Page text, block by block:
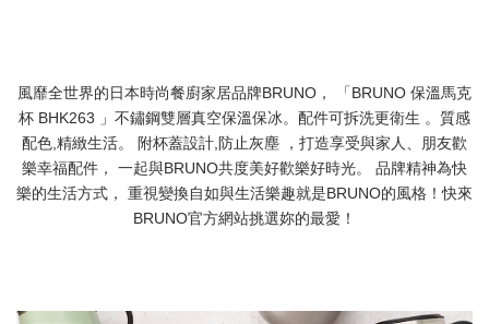
風靡全世界的日本時尚餐廚家居品牌BRUNO， 「BRUNO 保溫馬克
杯 BHK263 」不鏽鋼雙層真空保溫保冰。配件可拆洗更衛生 。質感
配色,精緻生活。 附杯蓋設計,防止灰塵 ，打造享受與家人、朋友歡
樂幸福配件， 一起與BRUNO共度美好歡樂好時光。 品牌精神為快
樂的生活方式， 重視變換自如與生活樂趣就是BRUNO的風格！快來
BRUNO官方網站挑選妳的最愛！